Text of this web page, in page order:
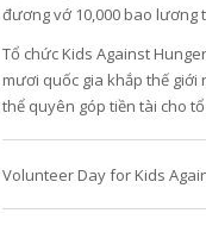
đương vớ 10,000 bao lương
Tổ chức Kids Against
mươi quốc gia khắp thế giới
thể quyên góp tiền tài cho
Volunteer Day for Kids